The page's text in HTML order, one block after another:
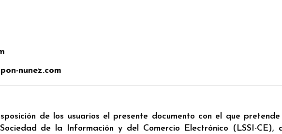
nunez.com
de los usuarios el presente documento con el que
de la Información y del Comercio Electrónico (LSSI-